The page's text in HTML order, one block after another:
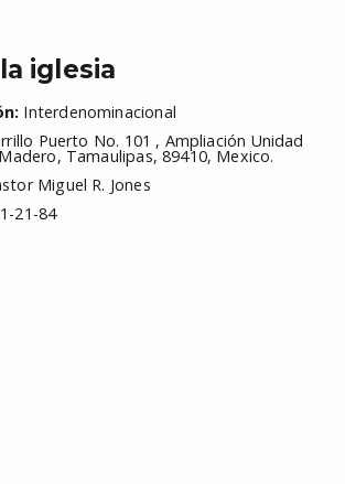
iglesia
Interdenominacional
Puerto No. 101 , Ampliación Unidad
Tamaulipas, 89410, Mexico.
Miguel R. Jones
21-84